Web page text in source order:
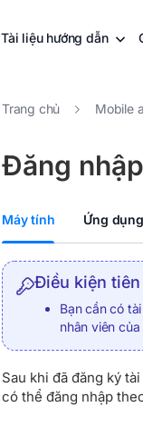
Tài liệu hướng dẫn
Trang chủ Mobile
Đăng
Máy tính Ứng
Điều kiện tiên
Bạn cần có
nhân viên
Sau khi đã đăng ký
có thể đăng nhập